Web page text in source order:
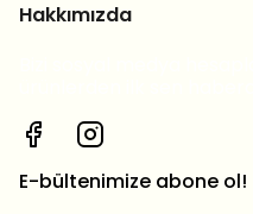
Hakkımızda
E-bültenimize abone ol!